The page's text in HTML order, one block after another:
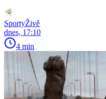
SportyŽivě
dnes, 17:10
4 min